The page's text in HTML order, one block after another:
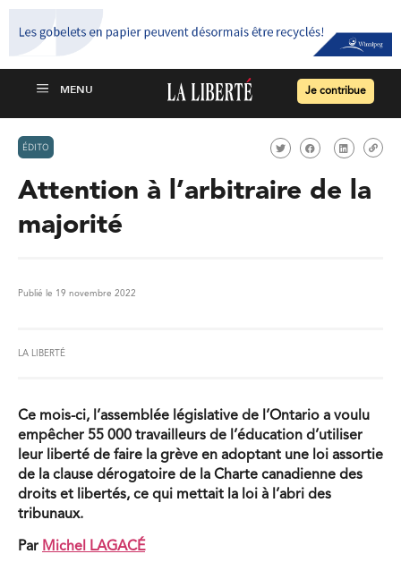
Je contribue
ÉDITO
Attention à l’arbitraire de la
majorité
Publié le 19 novembre 2022
LA LIBERTÉ
Ce mois-ci, l’assemblée législative de l’Ontario a voulu
empêcher 55 000 travailleurs de l’éducation d’utiliser
leur liberté de faire la grève en adoptant une loi assortie
de la clause dérogatoire de la Charte canadienne des
droits et libertés, ce qui mettait la loi à l’abri des
tribunaux.
Par Michel LAGACÉ